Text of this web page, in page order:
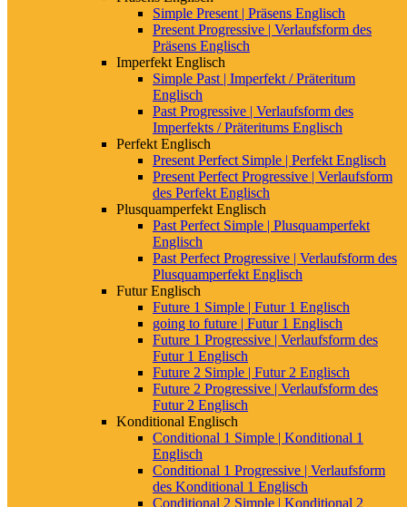
Simple Present | Präsens Englisch
Present Progressive | Verlaufsform des
Präsens Englisch
Imperfekt Englisch
Simple Past | Imperfekt / Präteritum
Englisch
Past Progressive | Verlaufsform des
Imperfekts / Präteritums Englisch
Perfekt Englisch
Present Perfect Simple | Perfekt Englisch
Present Perfect Progressive | Verlaufsform
des Perfekt Englisch
Plusquamperfekt Englisch
Past Perfect Simple | Plusquamperfekt
Englisch
Past Perfect Progressive | Verlaufsform des
Plusquamperfekt Englisch
Futur Englisch
Future 1 Simple | Futur 1 Englisch
going to future | Futur 1 Englisch
Future 1 Progressive | Verlaufsform des
Futur 1 Englisch
Future 2 Simple | Futur 2 Englisch
Future 2 Progressive | Verlaufsform des
Futur 2 Englisch
Konditional Englisch
Conditional 1 Simple | Konditional 1
Englisch
Conditional 1 Progressive | Verlaufsform
des Konditional 1 Englisch
Conditional 2 Simple | Konditional 2
Plural Englisch & Genitiv
Redaktion
3. Juli 2017
Aktualisiert am: 22. Oktober 2018
Zusammenfassung
-s am Ende des Wortes